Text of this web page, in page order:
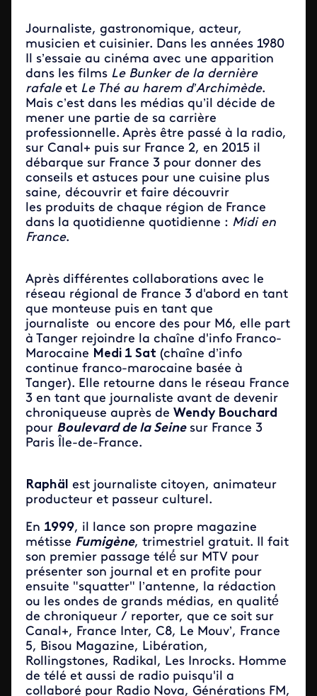
Journaliste, gastronomique, acteur,
musicien et cuisinier. Dans les années 1980
Il s’essaie au cinéma avec une apparition
dans les films Le Bunker de la dernière
rafale et Le Thé au harem d’Archimède.
Mais c’est dans les médias qu’il décide de
mener une partie de sa carrière
professionnelle. Après être passé à la radio,
sur Canal+ puis sur France 2, en 2015 il
débarque sur France 3 pour donner des
conseils et astuces pour une cuisine plus
saine, découvrir et faire découvrir
les produits de chaque région de France
dans la quotidienne quotidienne : Midi en
France.
Après différentes collaborations avec le
réseau régional de France 3 d'abord en tant
que monteuse puis en tant que
journaliste ou encore des pour M6, elle part
à Tanger rejoindre la chaîne d'info Franco-
Marocaine Medi 1 Sat (chaîne d’info
continue franco-marocaine basée à
Tanger). Elle retourne dans le réseau France
3 en tant que journaliste avant de devenir
chroniqueuse auprès de Wendy Bouchard
pour Boulevard de la Seinesur France 3
Paris Île-de-France.
Raphäl est journaliste citoyen, animateur
producteur et passeur culturel.
En 1999, il lance son propre magazine
métisse Fumigène, trimestriel gratuit. Il fait
son premier passage télé́ sur MTV pour
présenter son journal et en profite pour
ensuite "squatter" l’antenne, la rédaction
ou les ondes de grands médias, en qualité́
de chroniqueur / reporter, que ce soit sur
Canal+, France Inter, C8, Le Mouv’, France
5, Bisou Magazine, Libération,
Rollingstones, Radikal, Les Inrocks. Homme
de télé et aussi de radio puisqu'il a
collaboré pour Radio Nova, Générations FM,